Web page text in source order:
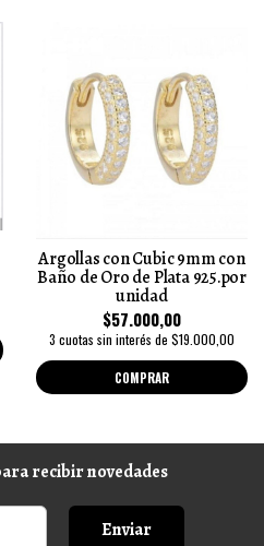
Argollas con Cubic 9mm con
Baño de Oro de Plata 925.por
unidad
$57.000,00
3 cuotas sin interés de $19.000,00
COMPRAR
recibir novedades
Enviar